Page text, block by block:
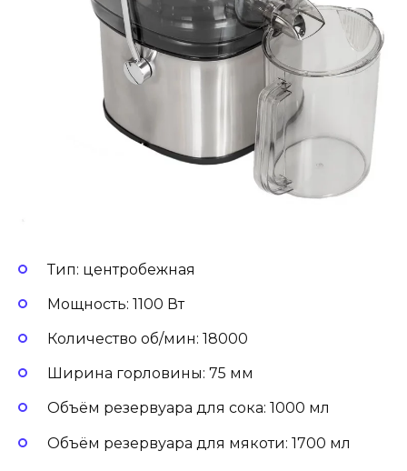
Тип: центробежная
Мощность: 1100 Вт
Количество об/мин: 18000
Ширина горловины: 75 мм
Объём резервуара для сока: 1000 мл
Объём резервуара для мякоти: 1700 мл